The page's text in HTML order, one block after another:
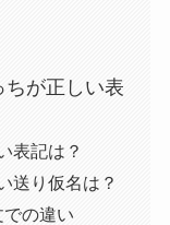
が正しい表
表記は？
送り仮名は？
の違い